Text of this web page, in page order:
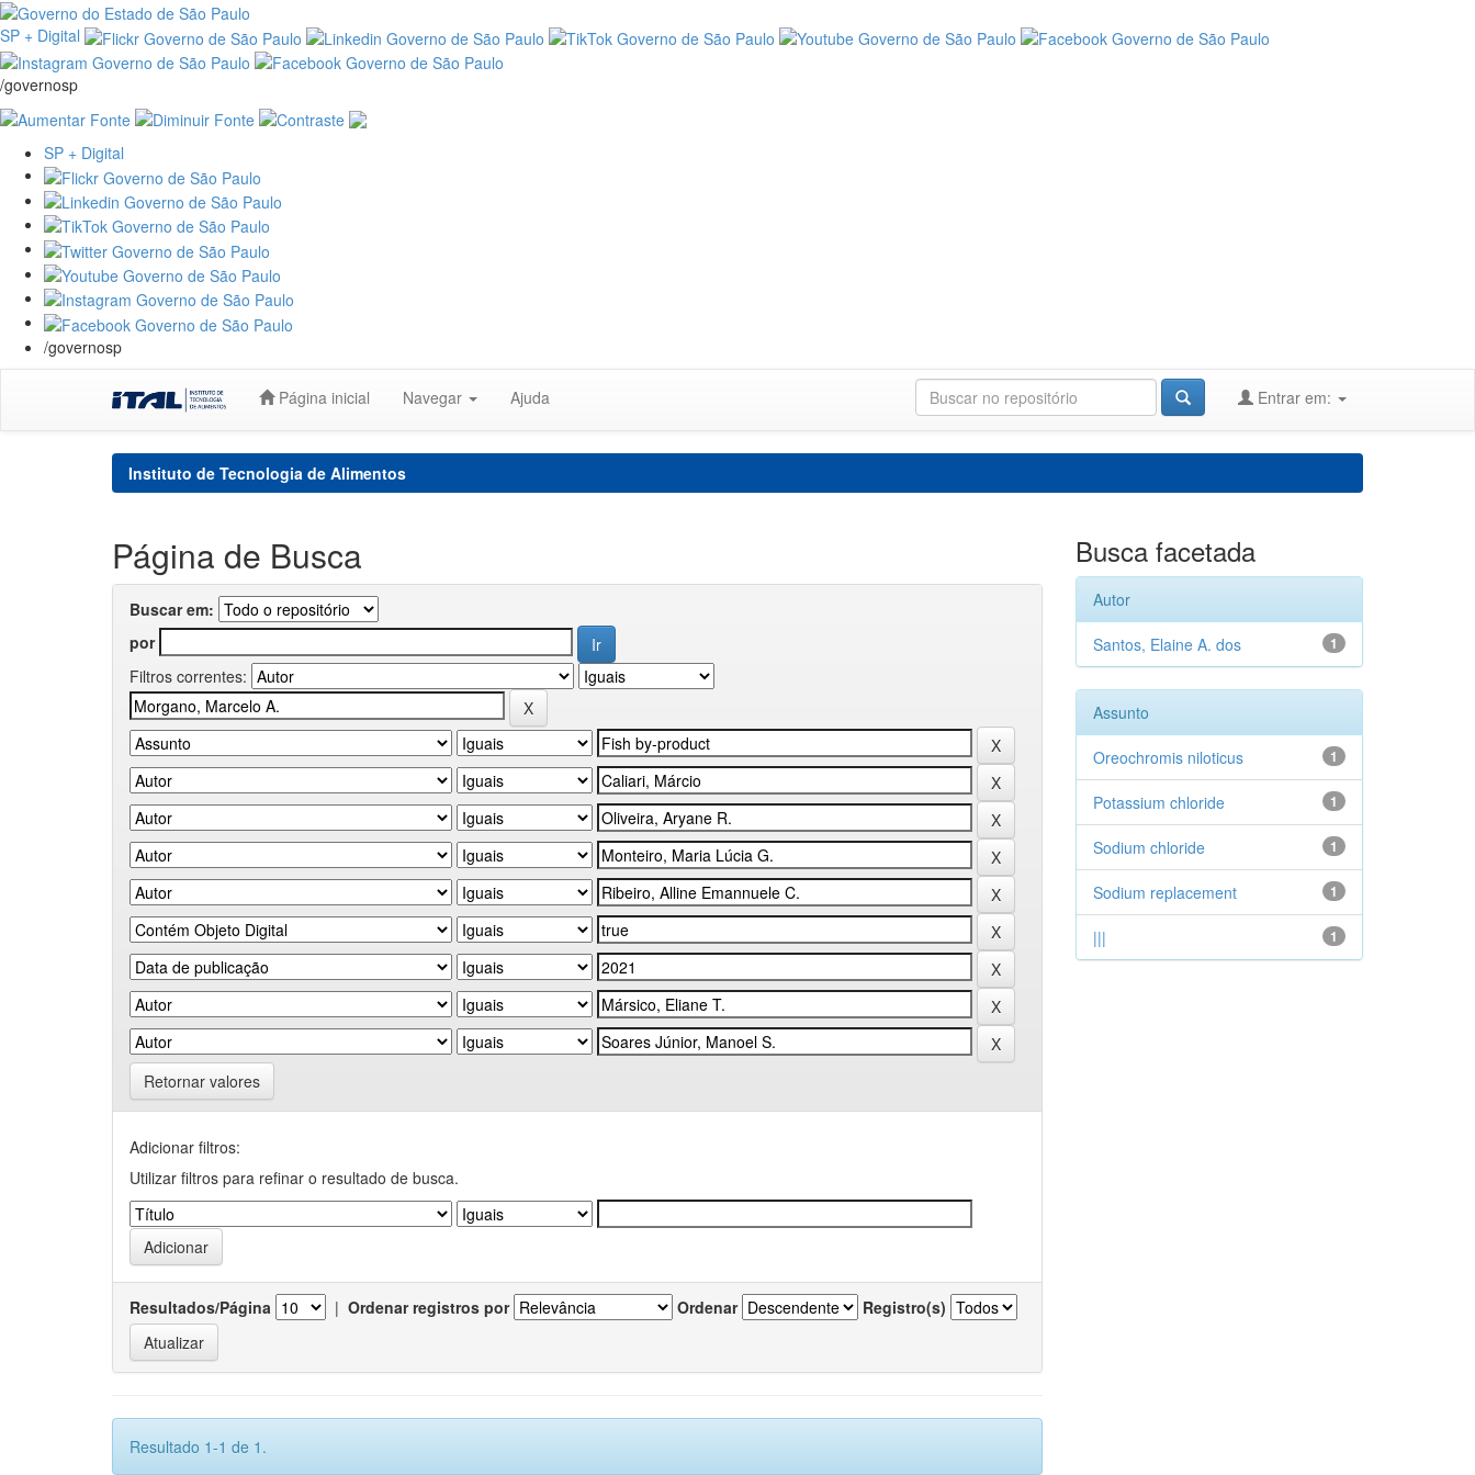
SP + Digital
/governosp
SP + Digital
/governosp
Página inicial Navegar Ajuda Entrar em:
Instituto de Tecnologia de Alimentos
Página de Busca
Buscar em:
por
Filtros correntes:
Retornar valores
Adicionar filtros:
Utilizar filtros para refinar o resultado de busca.
Resultados/Página | Ordenar registros por Ordenar Registro(s)
Resultado 1-1 de 1.
Busca facetada
Autor
1
Santos, Elaine A. dos
Assunto
1
Oreochromis niloticus
1
Potassium chloride
1
Sodium chloride
1
Sodium replacement
1
|||